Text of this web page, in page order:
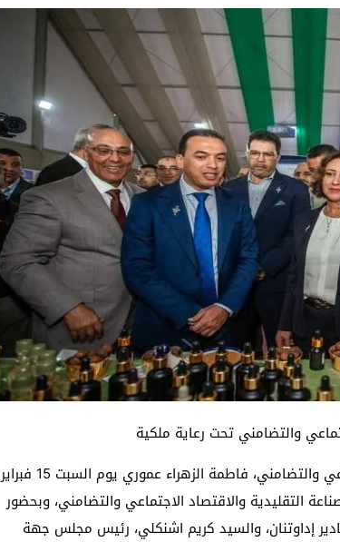
والتضامني تحت رعاية ملكية
افتتحت وزيرة السياحة والصناعة التقليدية والاقتصاد الاجتماعي والتضامني، فاطمة الزهراء عموري يوم السبت 15 فبراير
التقليدية والاقتصاد الاجتماعي والتضامني، وبحضور
إداوتنان، والسيد كريم اشنكلي، رئيس مجلس جهة